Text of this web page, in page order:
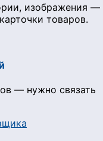
изображения —
товаров.
— нужно связать